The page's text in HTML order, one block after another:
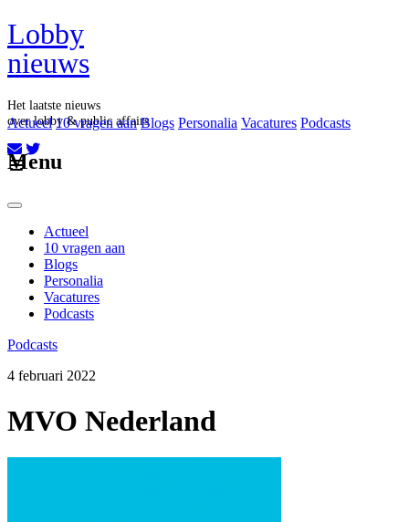
Lobby
nieuws
Het laatste nieuws
over lobby & public affairs
Aboneer op onze nieuwsbrief
Actueel 10 vragen aan Blogs Personalia Vacatures Podcasts
Menu
Actueel
10 vragen aan
Blogs
Personalia
Vacatures
Podcasts
Podcasts
4 februari 2022
MVO Nederland